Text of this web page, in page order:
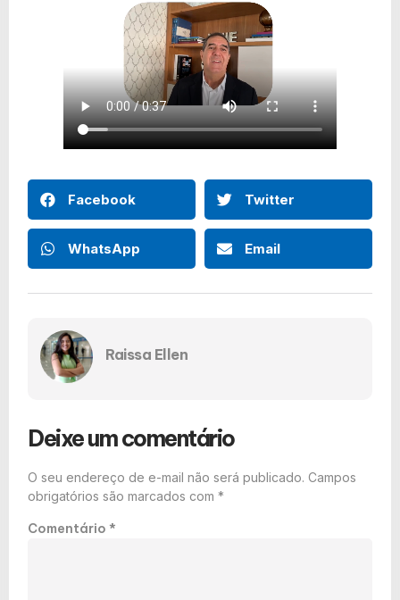
Facebook Twitter
WhatsApp Email
Raissa Ellen
Deixe um comentário
O seu endereço de e-mail não será publicado. Campos
obrigatórios são marcados com *
Comentário *